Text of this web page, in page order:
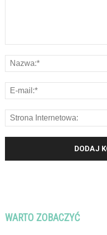
WARTO ZOBACZYĆ